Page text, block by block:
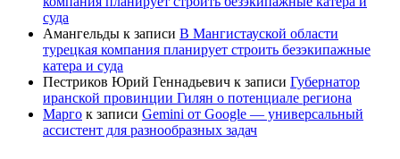
суда
Амангельды к записи В Мангистауской области
турецкая компания планирует строить безэкипажные
катера и суда
Пестриков Юрий Геннадьевич к записи Губернатор
иранской провинции Гилян о потенциале региона
Марго к записи Gemini от Google — универсальный
ассистент для разнообразных задач